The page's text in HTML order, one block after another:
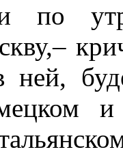
по
ней,
и